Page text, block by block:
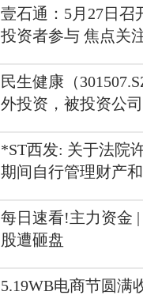
壹石通：5月27日召
投资者参与 焦点关
民生健康（
外投资，被投资公
*ST西发: 关于法院
期间自行管理财产
每日速看!主力资金
股遭砸盘
5.19WB电商节圆满